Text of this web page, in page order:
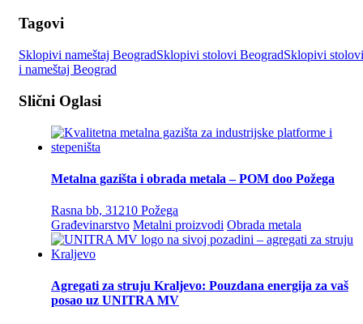
Tagovi
Sklopivi nameštaj BeogradSklopivi stolovi BeogradSklopivi stolovi
i nameštaj Beograd
Slični Oglasi
Metalna gazišta i obrada metala – POM doo Požega
Rasna bb, 31210 Požega
Građevinarstvo Metalni proizvodi Obrada metala
Agregati za struju Kraljevo: Pouzdana energija za vaš
posao uz UNITRA MV